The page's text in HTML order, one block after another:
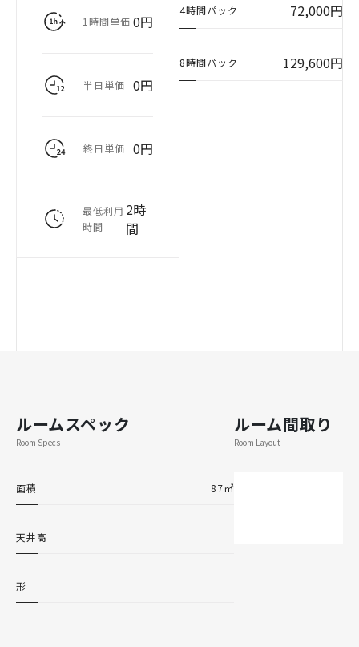
1時間単価 0円
半日単価 0円
終日単価 0円
最低利用
時間
2時
間
4時間パック 72,000円
8時間パック 129,600円
ルームスペック
Room Specs
面積 87㎡
天井高
形
ルーム間取り
Room Layout